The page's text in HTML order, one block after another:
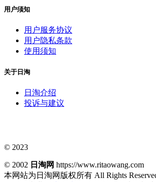
用户须知
用户服务协议
用户隐私条款
使用须知
关于日淘
日淘介绍
投诉与建议
© 2023
© 2002 日淘网 https://www.ritaowang.com
本网站为日淘网版权所有 All Rights